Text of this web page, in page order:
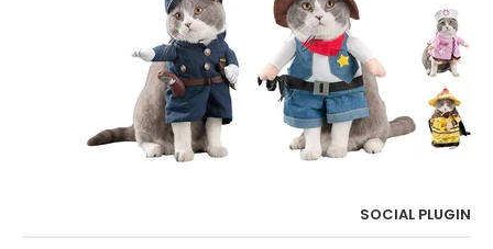
SOCIAL PLUGIN